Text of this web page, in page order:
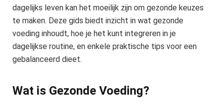
dagelijks leven kan het moeilijk zijn om gezonde keuzes
te maken. Deze gids biedt inzicht in wat gezonde
voeding inhoudt, hoe je het kunt integreren in je
dagelijkse routine, en enkele praktische tips voor een
gebalanceerd dieet.
Wat is Gezonde Voeding?